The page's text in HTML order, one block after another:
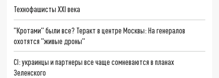
Технофашисты XXI века
"Кротами" были все? Теракт в центре Москвы: На генералов
охотятся "живые дроны"
CI: украинцы и партнеры все чаще сомневаются в планах
Зеленского